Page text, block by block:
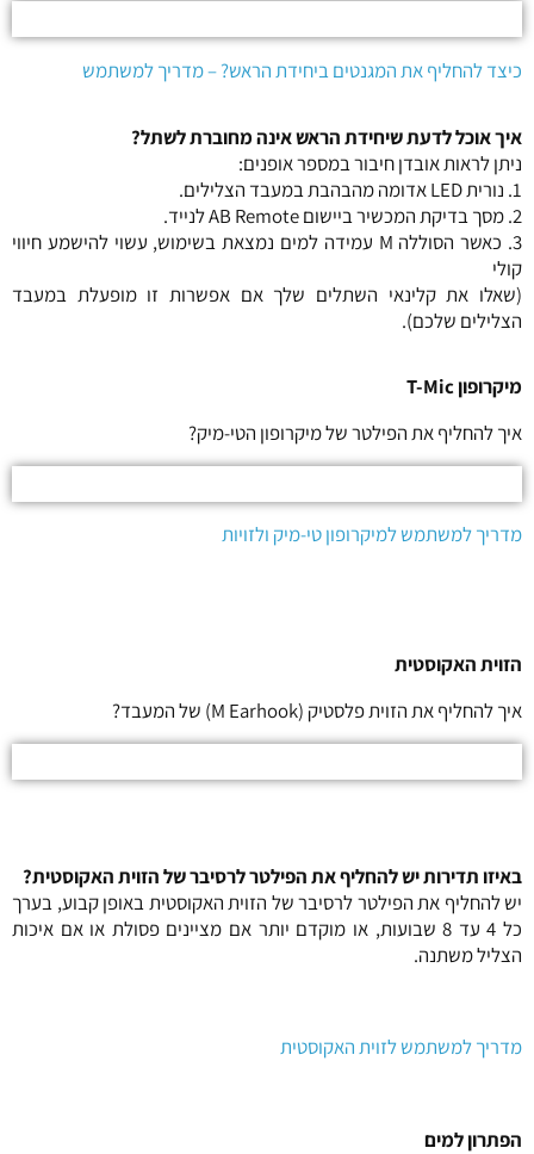
כיצד להחליף את המגנטים ביחידת הראש? – מדריך למשתמש
איך אוכל לדעת שיחידת הראש אינה מחוברת לשתל?
ניתן לראות אובדן חיבור במספר אופנים:
1. נורית LED אדומה מהבהבת במעבד הצלילים.
2. מסך בדיקת המכשיר ביישום AB Remote לנייד.
3. כאשר הסוללה M עמידה למים נמצאת בשימוש, עשוי להישמע חיווי
קולי
(שאלו את קלינאי השתלים שלך אם אפשרות זו מופעלת במעבד
הצלילים שלכם).
מיקרופון T-Mic
איך להחליף את הפילטר של מיקרופון הטי-מיק?
מדריך למשתמש למיקרופון טי-מיק ולזויות
הזוית האקוסטית
איך להחליף את הזוית פלסטיק (M Earhook) של המעבד?
באיזו תדירות יש להחליף את הפילטר לרסיבר של הזוית האקוסטית?
יש להחליף את הפילטר לרסיבר של הזוית האקוסטית באופן קבוע, בערך
כל 4 עד 8 שבועות, או מוקדם יותר אם מציינים פסולת או אם איכות
הצליל משתנה.
מדריך למשתמש לזוית האקוסטית
הפתרון למים